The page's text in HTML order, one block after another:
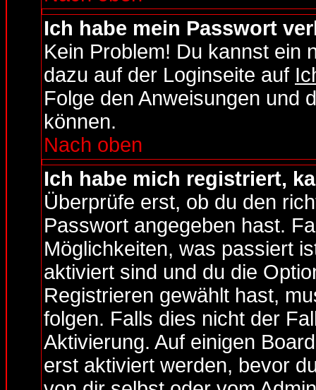
Ich habe mein Passwort
Kein Problem! Du kannst ein
dazu auf der Loginseite auf
Folge den Anweisungen und
können.
Nach oben
Ich habe mich registriert,
Überprüfe erst, ob du den
Passwort angegeben hast.
Möglichkeiten, was passiert
aktiviert sind und du die
Registrieren gewählt hast,
folgen. Falls dies nicht der
Aktivierung. Auf einigen
erst aktiviert werden, bevor